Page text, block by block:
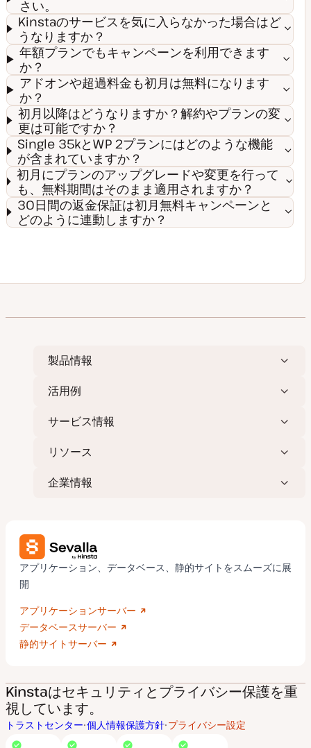
さい。
Kinstaのサービスを気に入らなかった場合はど
うなりますか？
年額プランでもキャンペーンを利用できます
か？
アドオンや超過料金も初月は無料になります
か？
初月以降はどうなりますか？解約やプランの変
更は可能ですか？
Single 35kとWP 2プランにはどのような機能
が含まれていますか？
初月にプランのアップグレードや変更を行って
も、無料期間はそのまま適用されますか？
30日間の返金保証は初月無料キャンペーンと
どのように連動しますか？
製品情報
活用例
サービス情報
リソース
企業情報
アプリケーション、データベース、静的サイトをスムーズに展
開
アプリケーションサーバー
データベースサーバー
静的サイトサーバー
Kinstaはセキュリティとプライバシー保護を重
視しています。
トラストセンター 個人情報保護方針 プライバシー設定